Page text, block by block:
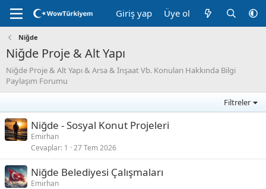
Giriş yap Üye ol
Niğde
Niğde Proje & Alt Yapı
Niğde Proje & Alt Yapı & Arsa & İnşaat Vb. Konuları Hakkında Bilgi
Paylaşım Forumu
Filtreler
Niğde - Sosyal Konut Projeleri
Emirhan
Cevaplar 1 27 Tem 2026
Niğde Belediyesi Çalışmaları
Emirhan